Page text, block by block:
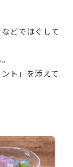
どでほぐして
ト」を添えて